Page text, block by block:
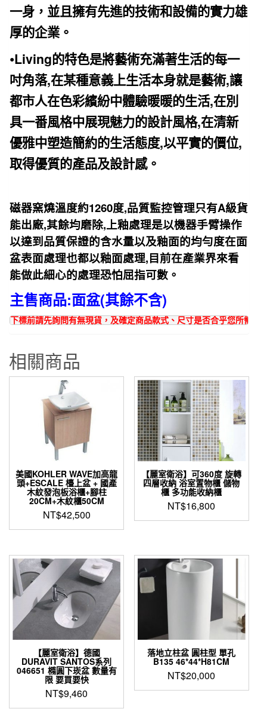
100*47*15cm
量
一身，並且擁有先進的技術和設備的實力雄
厚的企業。
•Living的特色是將藝術充滿著生活的每一
吋角落,在某種意義上生活本身就是藝術,讓
都市人在色彩繽紛中體驗暖暖的生活,在別
具一番風格中展現魅力的設計風格,在清新
優雅中塑造簡約的生活態度,以平實的價位,
取得優質的產品及設計感。
磁器窯燒溫度約1260度,品質監控管理只有A級貨
能出廠,其餘均磨除,上釉處理是以機器手臂操作
以達到品質保證的含水量以及釉面的均勻度在面
盆表面處理也都以釉面處理, 目前在產業界來看
能做此細心的處理恐怕屈指可數。
主售商品:面盆(其餘不含)
下標前請先詢問有無現貨，及確定商品款式、尺寸是否合乎您所需求~
相關商品
美國KOHLER WAVE加高龍
頭+ESCALE 檯上盆 + 國產
木紋發泡板浴櫃+腳柱
20CM+木紋櫃50CM
NT$42,500
【麗室衛浴】可360度 旋轉
四層收納 浴室置物櫃 儲物
櫃 多功能收納櫃
NT$16,800
【麗室衛浴】德國
DURAVIT SANTOS系列
046651 橢圓下崁盆 數量有
限 要買要快
NT$9,460
落地立柱盆 圓柱型 單孔
B135 46*44*H81CM
NT$20,000